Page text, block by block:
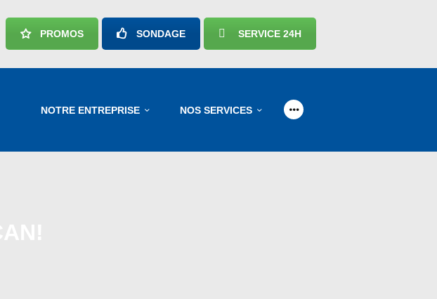
PROMOS SONDAGE SERVICE 24H
NOTRE ENTREPRISE NOS SERVICES